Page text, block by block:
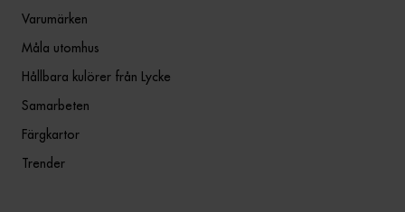
Varumärken
Måla utomhus
Hållbara kulörer från Lycke
Samarbeten
Färgkartor
Trender